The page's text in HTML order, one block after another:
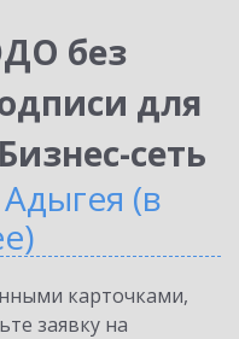
без
для
сеть
(в
карточками,
заявку на